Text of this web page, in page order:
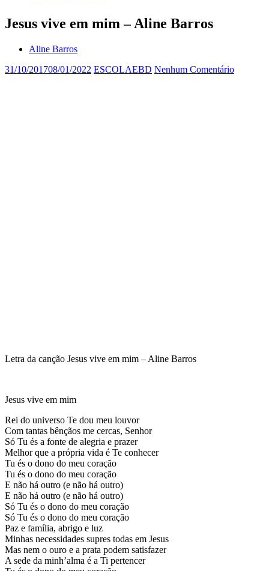
Jesus vive em mim – Aline Barros
Aline Barros
31/10/201708/01/2022 ESCOLAEBD Nenhum Comentário
Letra da canção Jesus vive em mim – Aline Barros
Jesus vive em mim
Rei do universo Te dou meu louvor
Com tantas bênçãos me cercas, Senhor
Só Tu és a fonte de alegria e prazer
Melhor que a própria vida é Te conhecer
Tu és o dono do meu coração
Tu és o dono do meu coração
E não há outro (e não há outro)
E não há outro (e não há outro)
Só Tu és o dono do meu coração
Só Tu és o dono do meu coração
Paz e família, abrigo e luz
Minhas necessidades supres todas em Jesus
Mas nem o ouro e a prata podem satisfazer
A sede da minh’alma é a Ti pertencer